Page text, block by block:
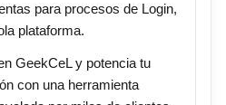
para procesos de Login,
plataforma.
GeekCeL y potencia tu
con una herramienta